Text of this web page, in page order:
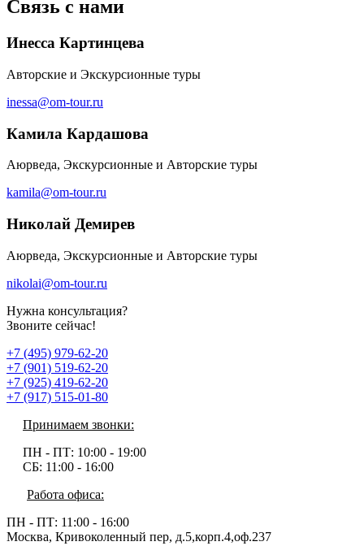
Связь с нами
Инесса Картинцева
Авторские и Экскурсионные туры
inessa@om-tour.ru
Камила Кардашова
Аюрведа, Экскурсионные и Авторские туры
kamila@om-tour.ru
Николай Демирев
Аюрведа, Экскурсионные и Авторские туры
nikolai@om-tour.ru
Нужна консультация?
Звоните сейчас!
+7 (495) 979-62-20
+7 (901) 519-62-20
+7 (925) 419-62-20
+7 (917) 515-01-80
Принимаем звонки:
ПН - ПТ: 10:00 - 19:00
СБ: 11:00 - 16:00
Работа офиса:
ПН - ПТ: 11:00 - 16:00
Москва, Кривоколенный пер, д.5,корп.4,оф.237